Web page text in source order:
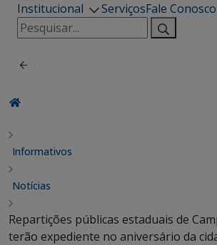
Institucional ServiçosFale Conosco
Pesquisar
por:
Informativos
Notícias
Repartições públicas estaduais de
terão expediente no aniversário da